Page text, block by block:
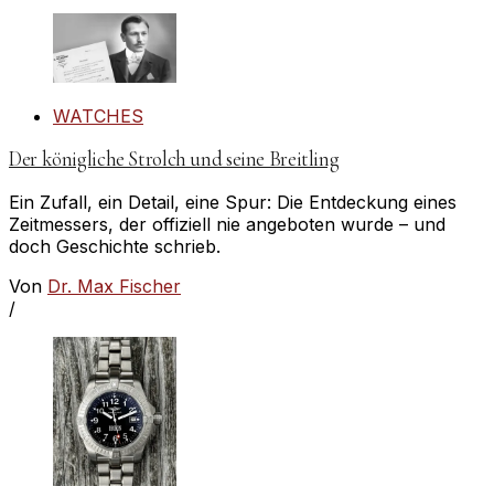
WATCHES
Der königliche Strolch und seine Breitling
Ein Zufall, ein Detail, eine Spur: Die Entdeckung eines
Zeitmessers, der offiziell nie angeboten wurde – und
doch Geschichte schrieb.
Von Dr. Max Fischer
/